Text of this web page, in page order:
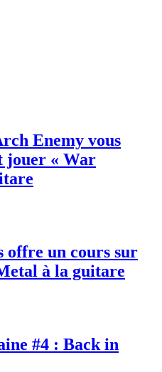
Enemy vous
jouer « War
offre un cours sur
à la guitare
#4 : Back in